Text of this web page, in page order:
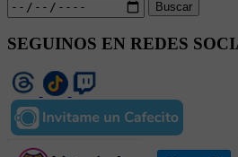
Buscar
SEGUINOS EN REDES